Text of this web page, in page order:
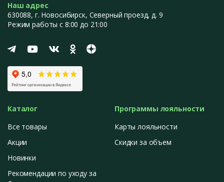
Наш адрес
630088, г. Новосибирск, Северный проезд, д. 9
Режим работы с 8:00 до 21:00
Каталог
Все товары
Акции
Новинки
Рекомендации по уходу за
Программы лояльности
Карты лояльности
Скидки за объем